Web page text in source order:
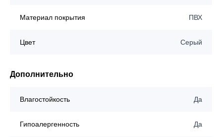
Материал покрытия ПВХ
Цвет Серый
Дополнительно
Влагостойкость Да
Гипоалергенность Да